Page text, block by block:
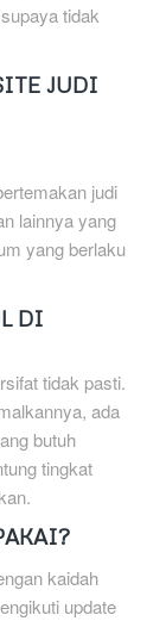
tidak
JUDI
judi
lainnya yang
yang berlaku
DI
tidak pasti.
ada
butuh
tingkat
kaidah
update